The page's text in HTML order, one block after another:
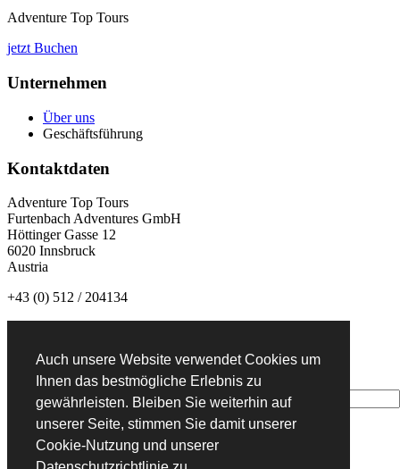
Auch unsere Website verwendet Cookies um
Ihnen das bestmögliche Erlebnis zu
gewährleisten. Bleiben Sie weiterhin auf
unserer Seite, stimmen Sie damit unserer
Cookie-Nutzung und unserer
Adventure Top Tours
jetzt Buchen
Unternehmen
Über uns
Geschäftsführung
Kontaktdaten
Adventure Top Tours
Furtenbach Adventures GmbH
Höttinger Gasse 12
6020 Innsbruck
Austria
+43 (0) 512 / 204134
Newsletteranmeldung:
DE